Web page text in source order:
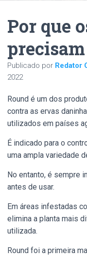
Por que
Publicado por Redator
2022
Round é um dos
contra as ervas
utilizados em países
É indicado para o
uma ampla variedade
No entanto, é sempre
antes de usar.
Em áreas infestadas
elimina a planta mais
utilizada.
Round foi a primeira